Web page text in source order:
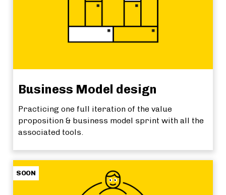
Business Model design
Practicing one full iteration of the value
proposition & business model sprint with all the
associated tools.
SOON